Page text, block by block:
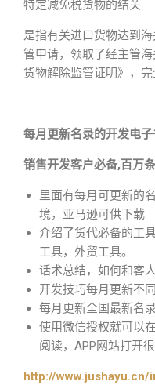
特定减免税货物的结关
是指有关进口货物达到
管申请，领取了经主管
货物解除监管证明》，
每月更新名录的开发电子
销售开发客户必备,百万
里面有每月可更新的
境，亚马逊可供下载
介绍了货代必备的工
工具，外贸工具。
话术总结，如何和客
开发技巧每月更新不
每月更新全国最新名录
使用微信授权就可以
阅读，APP网站打开很
http://